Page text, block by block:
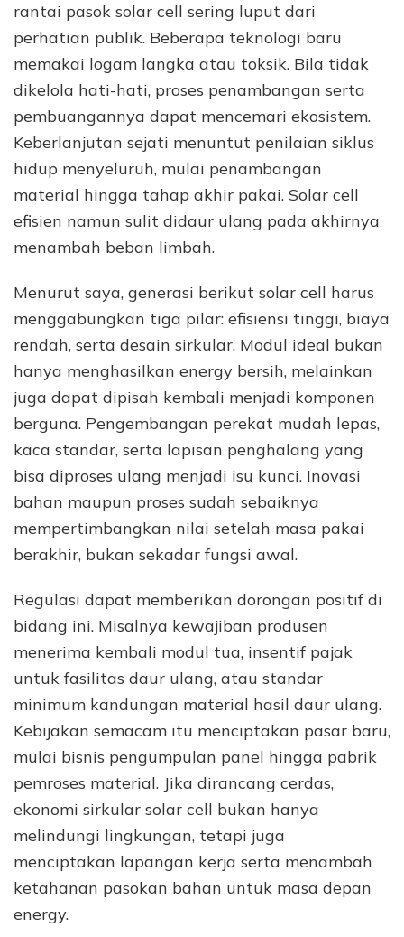
rantai pasok solar cell sering luput dari
perhatian publik. Beberapa teknologi baru
memakai logam langka atau toksik. Bila tidak
dikelola hati-hati, proses penambangan serta
pembuangannya dapat mencemari ekosistem.
Keberlanjutan sejati menuntut penilaian siklus
hidup menyeluruh, mulai penambangan
material hingga tahap akhir pakai. Solar cell
efisien namun sulit didaur ulang pada akhirnya
menambah beban limbah.
Menurut saya, generasi berikut solar cell harus
menggabungkan tiga pilar: efisiensi tinggi, biaya
rendah, serta desain sirkular. Modul ideal bukan
hanya menghasilkan energy bersih, melainkan
juga dapat dipisah kembali menjadi komponen
berguna. Pengembangan perekat mudah lepas,
kaca standar, serta lapisan penghalang yang
bisa diproses ulang menjadi isu kunci. Inovasi
bahan maupun proses sudah sebaiknya
mempertimbangkan nilai setelah masa pakai
berakhir, bukan sekadar fungsi awal.
Regulasi dapat memberikan dorongan positif di
bidang ini. Misalnya kewajiban produsen
menerima kembali modul tua, insentif pajak
untuk fasilitas daur ulang, atau standar
minimum kandungan material hasil daur ulang.
Kebijakan semacam itu menciptakan pasar baru,
mulai bisnis pengumpulan panel hingga pabrik
pemroses material. Jika dirancang cerdas,
ekonomi sirkular solar cell bukan hanya
melindungi lingkungan, tetapi juga
menciptakan lapangan kerja serta menambah
ketahanan pasokan bahan untuk masa depan
energy.